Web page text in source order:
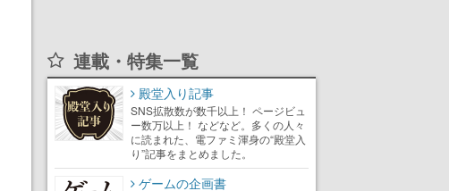
連載・特集一覧
殿堂入り記事
SNS拡散数が数千以上！ ページビュ
ー数万以上！ などなど。多くの人々
に読まれた、電ファミ渾身の“殿堂入
り”記事をまとめました。
ゲームの企画書